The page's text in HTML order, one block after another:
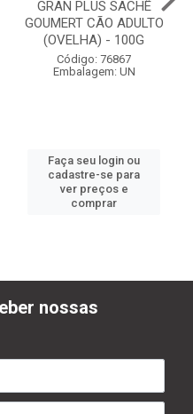
GRAN PLUS SACHÊ
GOUMERT CÃO ADULTO
(OVELHA) - 100G
Código: 76867
Embalagem: UN
Faça seu login ou
cadastre-se para
ver preços e
comprar
nossas